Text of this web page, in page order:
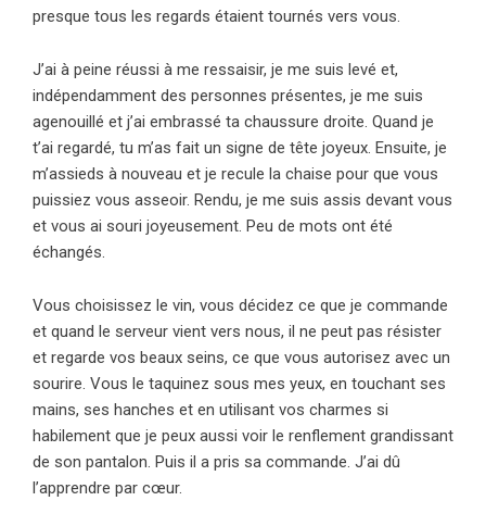
presque tous les regards étaient tournés vers vous.
J’ai à peine réussi à me ressaisir, je me suis levé et,
indépendamment des personnes présentes, je me suis
agenouillé et j’ai embrassé ta chaussure droite. Quand je
t’ai regardé, tu m’as fait un signe de tête joyeux. Ensuite, je
m’assieds à nouveau et je recule la chaise pour que vous
puissiez vous asseoir. Rendu, je me suis assis devant vous
et vous ai souri joyeusement. Peu de mots ont été
échangés.
Vous choisissez le vin, vous décidez ce que je commande
et quand le serveur vient vers nous, il ne peut pas résister
et regarde vos beaux seins, ce que vous autorisez avec un
sourire. Vous le taquinez sous mes yeux, en touchant ses
mains, ses hanches et en utilisant vos charmes si
habilement que je peux aussi voir le renflement grandissant
de son pantalon. Puis il a pris sa commande. J’ai dû
l’apprendre par cœur.